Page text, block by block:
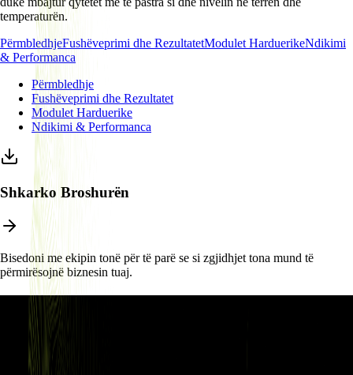
temperaturën.
PërmbledhjeFushëveprimi dhe RezultatetModulet HarduerikeNdikimi
& Performanca
Përmbledhje
Fushëveprimi dhe Rezultatet
Modulet Harduerike
Ndikimi & Performanca
Shkarko Broshurën
Bisedoni me ekipin tonë për të parë se si zgjidhjet tona mund të
përmirësojnë biznesin tuaj.